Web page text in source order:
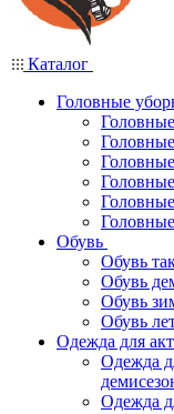
Каталог
Головные
Обувь
Обувь
Обувь
Обувь
Обувь
Одежда для
Одежда
Одежда